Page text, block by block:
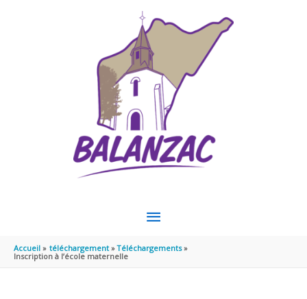
MENU
PRINCIPAL
Accueil téléchargement
Téléchargements
Inscription à l’école maternelle